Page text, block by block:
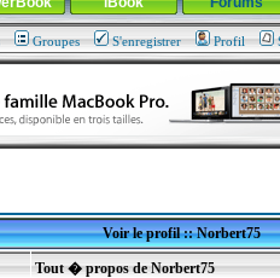
Groupes S'enregistrer Profil
Voir le profil :: Norbert75
Tout � propos de Norbert75